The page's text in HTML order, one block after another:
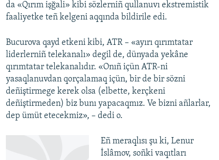
da «Qırım işğali» kibi sözlerniñ qullanuvı ekstremistik
faaliyetke teñ kelgeni aqqında bildirile edi.
Bucurova qayd etkeni kibi, ATR – «ayırı qırımtatar
liderlerniñ telekanalı» degil de, dünyada yekâne
qırımtatar telekanalıdır. «Onıñ içün ATR-ni
yasaqlanuvdan qorçalamaq içün, bir de bir sözni
deñiştirmege kerek olsa (elbette, kerçkeni
deñiştirmeden) biz bunı yapacaqmız. Ve bizni añlarlar,
dep ümüt etecekmiz», – dedi o.
Eñ meraqlısı şu ki, Lenur
İslâmov, soñki vaqıtları